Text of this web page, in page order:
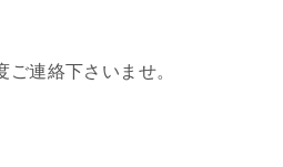
連絡下さいませ。